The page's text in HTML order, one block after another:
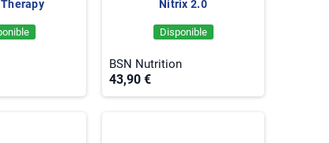
Nitrix 2.0
Disponible
BSN Nutrition
43,90 €